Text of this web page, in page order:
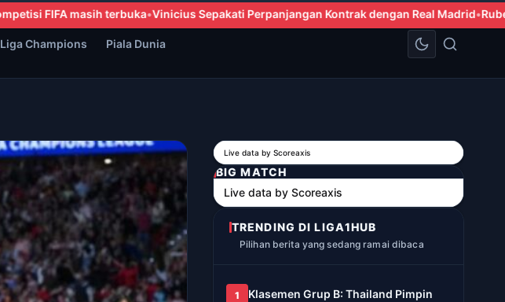
Vinicius Sepakati Perpanjangan Kontrak dengan Real Madrid Ruben Amorim: Milan
Liga Champions Piala Dunia
Live data by Scoreaxis
BIG MATCH
Live data by Scoreaxis
TRENDING DI LIGA1HUB
Pilihan berita yang sedang ramai dibaca
1
Klasemen Grup B: Thailand Pimpin